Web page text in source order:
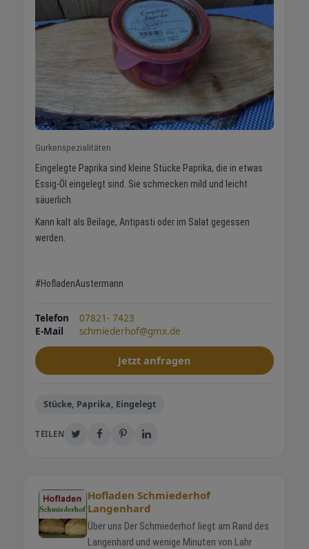
Gurkenspezialitäten
Eingelegte Paprika sind kleine Stücke Paprika, die in etwas
Essig-Öl eingelegt sind. Sie schmecken mild und leicht
säuerlich.
Kann kalt als Beilage, Antipasti oder im Salat gegessen
werden.
#HofladenAustermann
Telefon
07821- 7423
E-Mail
schmiederhof@gmx.de
Jetzt anfragen
Stücke, Paprika, Eingelegt
TEILEN
Hofladen Schmiederhof
Langenhard
Über uns Der Schmiederhof liegt am Rand des
Langenhard und wenige Minuten von Lahr